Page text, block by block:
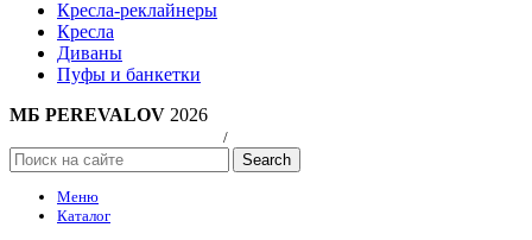
Кресла-реклайнеры
Кресла
Диваны
Пуфы и банкетки
МБ PEREVALOV 2026
/
Search
Меню
Каталог